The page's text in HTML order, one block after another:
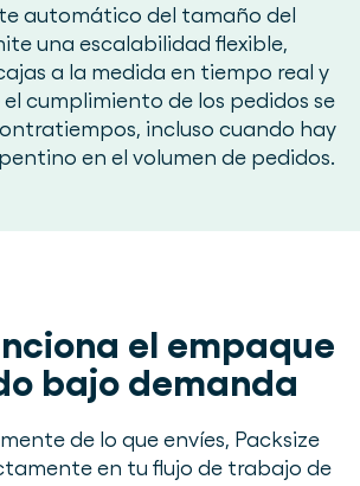
automático del tamaño del
una escalabilidad flexible,
a la medida en tiempo real y
cumplimiento de los pedidos se
incluso cuando hay
en el volumen de pedidos.
el empaque
bajo demanda
de lo que envíes, Packsize
en tu flujo de trabajo de